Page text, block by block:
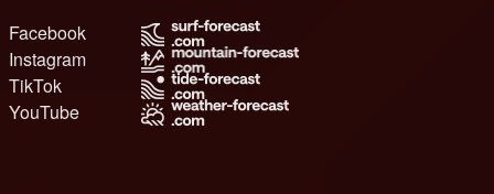
Facebook
Instagram
TikTok
YouTube